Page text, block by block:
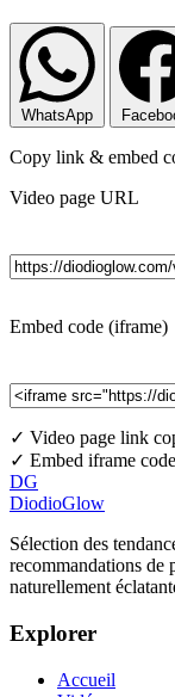
WhatsApp
Copy link & embed
Video page URL
Embed code (iframe)
✓ Video page link
✓ Embed iframe
DG
DiodioGlow
Sélection des
recommandations de
naturellement
Explorer
Accueil